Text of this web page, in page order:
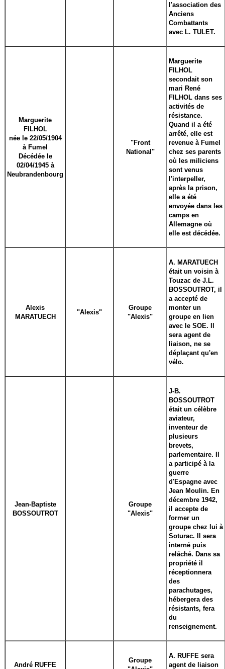
l'association des
Anciens
Combattants
avec L. TULET.
Marguerite
FILHOL
née le 22/05/1904
à Fumel
Décédée le
02/04/1945 à
Neubrandenbourg
"Front
National"
Marguerite
FILHOL
secondait son
mari René
FILHOL dans ses
activités de
résistance.
Quand il a été
arrêté, elle est
revenue à Fumel
chez ses parents
où les miliciens
sont venus
l'interpeller,
après la prison,
elle a été
envoyée dans les
camps en
Allemagne où
elle est décédée.
Alexis
MARATUECH
"Alexis"
Groupe
"Alexis"
A. MARATUECH
était un voisin à
Touzac de J.L.
BOSSOUTROT, il
a accepté de
monter un
groupe en lien
avec le SOE. Il
sera agent de
liaison, ne se
déplaçant qu'en
vélo.
Jean-Baptiste
BOSSOUTROT
Groupe
"Alexis"
J-B.
BOSSOUTROT
était un célèbre
aviateur,
inventeur de
plusieurs
brevets,
parlementaire. Il
a participé à la
guerre
d'Espagne avec
Jean Moulin. En
décembre 1942,
il accepte de
former un
groupe chez lui à
Soturac. Il sera
interné puis
relâché. Dans sa
propriété il
réceptionnera
des
parachutages,
hébergera des
résistants, fera
du
renseignement.
André RUFFE
Groupe
A. RUFFE sera
agent de liaison